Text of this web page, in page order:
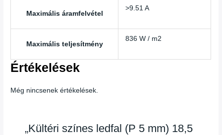
Maximális áramfelvétel
>9.51 A
Maximális teljesítmény
836 W / m2
Értékelések
Még nincsenek értékelések.
„Kültéri színes ledfal (P 5 mm) 18,5